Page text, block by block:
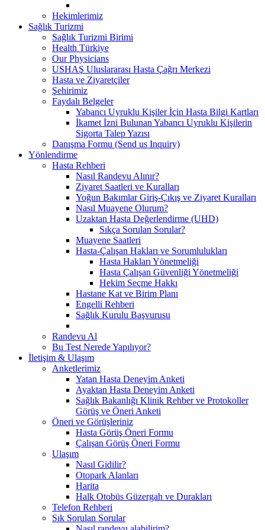
Hekimlerimiz
Sağlık Turizmi
Sağlık Turizmi Birimi
Health Türkiye
Our Physicians
USHAŞ Uluslararası Hasta Çağrı Merkezi
Hasta ve Ziyaretçiler
Şehirimiz
Faydalı Belgeler
Yabancı Uyruklu Kişiler İçin Hasta Bilgi Kartları
İkamet İzni Bulunan Yabancı Uyruklu Kişilerin
Sigorta Talep Yazısı
Danışma Formu (Send us Inquiry)
Yönlendirme
Hasta Rehberi
Nasıl Randevu Alınır?
Ziyaret Saatleri ve Kuralları
Yoğun Bakımlar Giriş-Çıkış ve Ziyaret Kuralları
Nasıl Muayene Olurum?
Uzaktan Hasta Değerlendirme (UHD)
Sıkça Sorulan Sorular?
Muayene Saatleri
Hasta-Çalışan Hakları ve Sorumlulukları
Hasta Hakları Yönetmeliği
Hasta Çalışan Güvenliği Yönetmeliği
Hekim Seçme Hakkı
Hastane Kat ve Birim Planı
Engelli Rehberi
Sağlık Kurulu Başvurusu
Randevu Al
Bu Test Nerede Yapılıyor?
İletişim & Ulaşım
Anketlerimiz
Yatan Hasta Deneyim Anketi
Ayaktan Hasta Deneyim Anketi
Sağlık Bakanlığı Klinik Rehber ve Protokoller
Görüş ve Öneri Anketi
Öneri ve Görüşleriniz
Hasta Görüş Öneri Formu
Çalışan Görüş Öneri Formu
Ulaşım
Nasıl Gidilir?
Otopark Alanları
Harita
Halk Otobüs Güzergah ve Durakları
Telefon Rehberi
Sık Sorulan Sorular